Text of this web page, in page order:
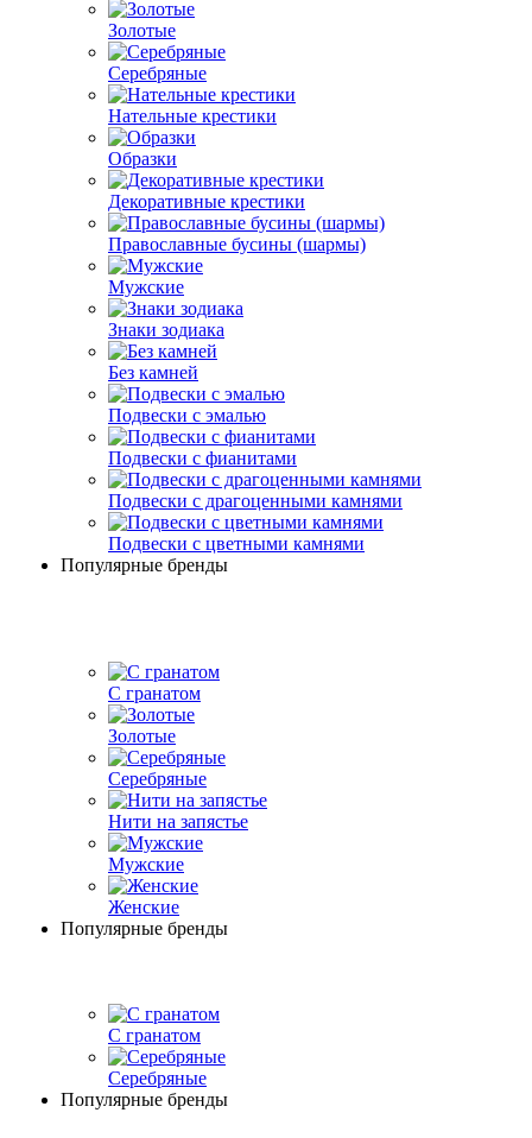
Золотые
Серебряные
Нательные крестики
Образки
Декоративные крестики
Православные бусины (шармы)
Мужские
Знаки зодиака
Без камней
Подвески с эмалью
Подвески с фианитами
Подвески с драгоценными камнями
Подвески с цветными камнями
Популярные бренды
С гранатом
Золотые
Серебряные
Нити на запястье
Мужские
Женские
Популярные бренды
С гранатом
Серебряные
Популярные бренды